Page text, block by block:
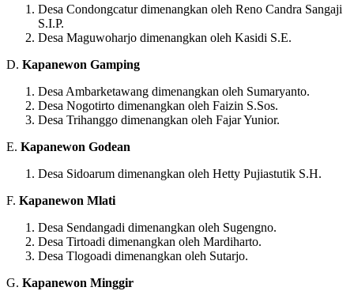
Desa Condongcatur dimenangkan oleh Reno Candra Sangaji
S.I.P.
Desa Maguwoharjo dimenangkan oleh Kasidi S.E.
D. Kapanewon Gamping
Desa Ambarketawang dimenangkan oleh Sumaryanto.
Desa Nogotirto dimenangkan oleh Faizin S.Sos.
Desa Trihanggo dimenangkan oleh Fajar Yunior.
E. Kapanewon Godean
Desa Sidoarum dimenangkan oleh Hetty Pujiastutik S.H.
F. Kapanewon Mlati
Desa Sendangadi dimenangkan oleh Sugengno.
Desa Tirtoadi dimenangkan oleh Mardiharto.
Desa Tlogoadi dimenangkan oleh Sutarjo.
G. Kapanewon Minggir